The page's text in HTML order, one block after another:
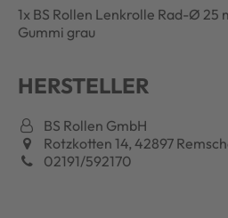
1x BS Rollen Lenkrolle Rad-Ø
Gummi grau
HERSTELLER
BS Rollen GmbH
Rotzkotten 14, 42897
02191/592170